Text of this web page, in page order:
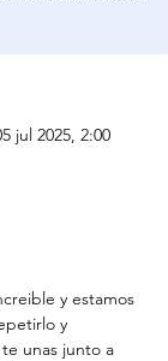
jul 2025, 2:00
y estamos
y
unas junto a